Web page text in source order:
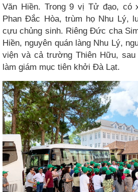
Văn Hiền. Trong 9 vị Tử đạo, có
Phan Đắc Hòa, trùm họ Nhu Lý,
cựu chủng sinh. Riêng Đức cha
Hiền, nguyên quán làng Nhu Lý,
viện và cả trường Thiên Hữu,
làm giám mục tiên khởi Đà Lạt.